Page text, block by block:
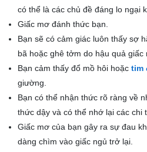
có thể là các chủ đề đáng lo ngại
Giấc mơ đánh thức bạn.
Bạn sẽ có cảm giác luôn thấy sợ
bã hoặc ghê tởm do hậu quả giấc
Bạn cảm thấy đổ mồ hôi hoặc tim
giường.
Bạn có thể nhận thức rõ ràng về
thức dậy và có thể nhớ lại các chi
Giấc mơ của bạn gây ra sự đau
dàng chìm vào giấc ngủ trở lại.